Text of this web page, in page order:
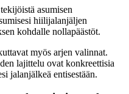
asumisen
hiilijalanjäljen
kohdalle nollapäästöt.
myös arjen valinnat.
lajittelu ovat konkreettisia
jalanjälkeä entisestään.